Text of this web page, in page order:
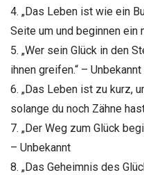
4. „Das Leben ist wie ein
Seite um und beginnen ein
5. „Wer sein Glück in den
ihnen greifen.“ – Unbekannt
6. „Das Leben ist zu kurz,
solange du noch Zähne
7. „Der Weg zum Glück
– Unbekannt
8. „Das Geheimnis des